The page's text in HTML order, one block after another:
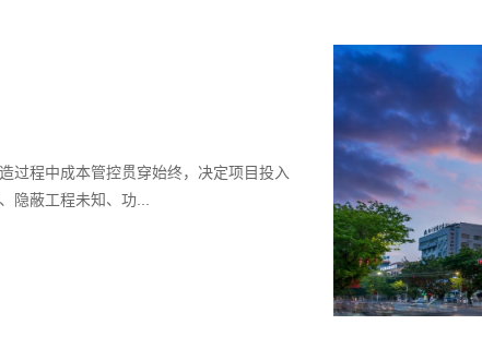
过程中成本管控贯穿始终，决定项目投入
隐蔽工程未知、功...